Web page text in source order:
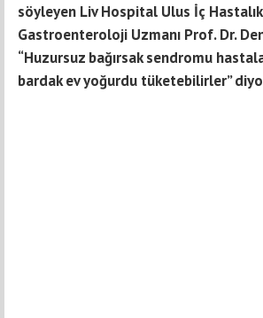
söyleyen Liv Hospital Ulus İç
Gastroenteroloji Uzmanı Prof. Dr.
“Huzursuz bağırsak sendromu
bardak ev yoğurdu tüketebilirler”